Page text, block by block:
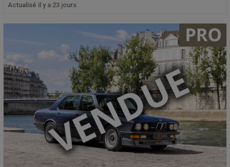
Actualisé il y a 23 jours